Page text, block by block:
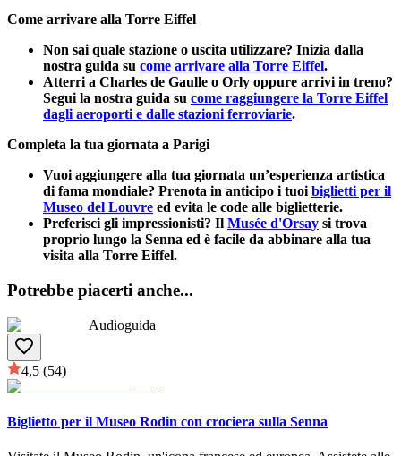
Come arrivare alla Torre Eiffel
Non sai quale stazione o uscita utilizzare? Inizia dalla
nostra guida su come arrivare alla Torre Eiffel.
Atterri a Charles de Gaulle o Orly oppure arrivi in treno?
Segui la nostra guida su come raggiungere la Torre Eiffel
dagli aeroporti e dalle stazioni ferroviarie.
Completa la tua giornata a Parigi
Vuoi aggiungere alla tua giornata un’esperienza artistica
di fama mondiale? Prenota in anticipo i tuoi biglietti per il
Museo del Louvre ed evita le code alle biglietterie.
Preferisci gli impressionisti? Il Musée d'Orsay si trova
proprio lungo la Senna ed è facile da abbinare alla tua
visita alla Torre Eiffel.
Potrebbe piacerti anche...
Audioguida
4,5 (54)
Biglietto per il Museo Rodin con crociera sulla Senna